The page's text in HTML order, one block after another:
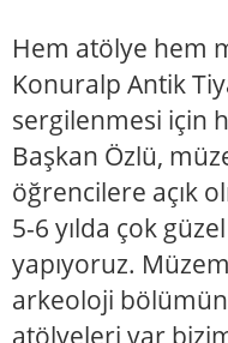
Hem atölye hem
Konuralp Antik
sergilenmesi için
Başkan Özlü,
öğrencilere açık
5-6 yılda çok
yapıyoruz.
arkeoloji
atölyeleri var